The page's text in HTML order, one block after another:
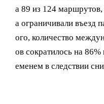
а 89 из 124 маршрутов,
а ограничивали въезд
ого, количество
ов сократилось на
еменем в следствии